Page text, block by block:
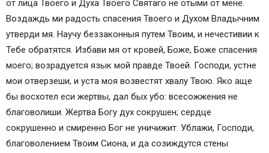
от лица Твоего и Духа Твоего Святaго не отыми от мене.
Воздaждь ми рaдость спасения Твоего и Духом Владычним
утверди мя. Научу беззаконныя путем Твоим, и нечестивии к
Тебе обратятся. Избaви мя от кровей, Боже, Боже спасения
моего; возрaдуется язык мой правде Твоей. Господи, устне
мои отверзеши, и устa моя возвестят хвалу Твою. Яко aще
бы восхотел еси жертвы, дал бых убо: всесожжения не
благоволиши. Жертва Богу дух сокрушен; сердце
сокрушенно и смиренно Бог не уничижит. Ублажи, Господи,
благоволением Твоим Сиона, и да созиждутся стены